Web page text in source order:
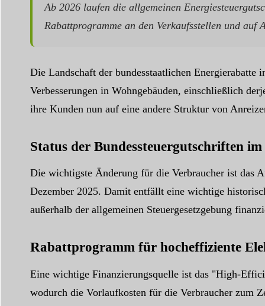
Ab 2026 laufen die allgemeinen
Rabattprogramme an den Verkaufsstellen und auf
Die Landschaft der bundesstaatlichen Energierabatte
Verbesserungen in Wohngebäuden, einschließlich
ihre Kunden nun auf eine andere Struktur von
Status der Bundessteuergutschriften
Die wichtigste Änderung für die Verbraucher ist das
Dezember 2025. Damit entfällt eine wichtige
außerhalb der allgemeinen Steuergesetzgebung
Rabattprogramm für hocheffiziente
Eine wichtige Finanzierungsquelle ist das "High-
wodurch die Vorlaufkosten für die Verbraucher zum